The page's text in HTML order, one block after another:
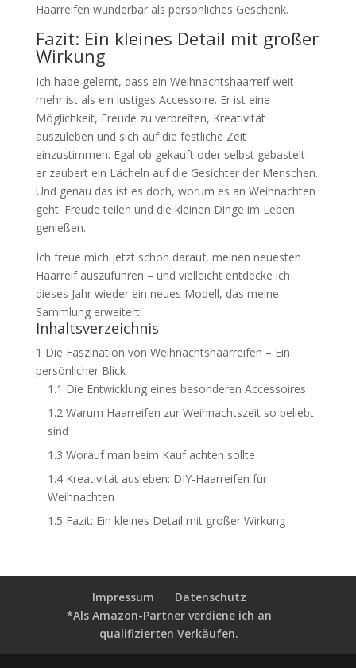
Haarreifen wunderbar als persönliches Geschenk.
Fazit: Ein kleines Detail mit großer
Wirkung
Ich habe gelernt, dass ein Weihnachtshaarreif weit
mehr ist als ein lustiges Accessoire. Er ist eine
Möglichkeit, Freude zu verbreiten, Kreativität
auszuleben und sich auf die festliche Zeit
einzustimmen. Egal ob gekauft oder selbst gebastelt –
er zaubert ein Lächeln auf die Gesichter der Menschen.
Und genau das ist es doch, worum es an Weihnachten
geht: Freude teilen und die kleinen Dinge im Leben
genießen.
Ich freue mich jetzt schon darauf, meinen neuesten
Haarreif auszuführen – und vielleicht entdecke ich
dieses Jahr wieder ein neues Modell, das meine
Sammlung erweitert!
Inhaltsverzeichnis
1 Die Faszination von Weihnachtshaarreifen – Ein
persönlicher Blick
1.1 Die Entwicklung eines besonderen Accessoires
1.2Warum Haarreifen zur Weihnachtszeit so beliebt
sind
1.3 Worauf man beim Kauf achten sollte
1.4Kreativität ausleben: DIY-Haarreifen für
Weihnachten
1.5 Fazit: Ein kleines Detail mit großer Wirkung
Impressum
Datenschutz
*Als Amazon-Partner verdiene ich an
qualifizierten Verkäufen.